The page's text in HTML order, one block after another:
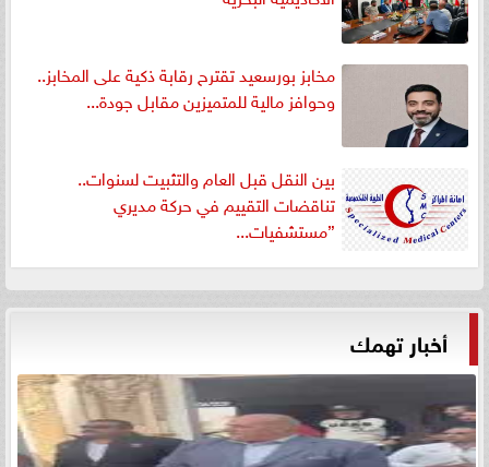
مخابز بورسعيد تقترح رقابة ذكية على المخابز..
وحوافز مالية للمتميزين مقابل جودة...
بين النقل قبل العام والتثبيت لسنوات..
تناقضات التقييم في حركة مديري
”مستشفيات...
أخبار تهمك